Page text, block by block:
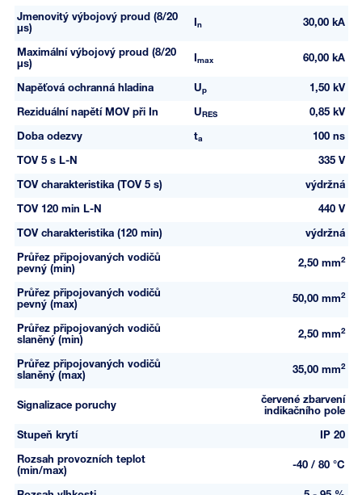
Jmenovitý výbojový proud (8/20
µs)
n 30,00 kA
Maximální výbojový proud (8/20
µs)
max 60,00 kA
Napěťová ochranná hladina Up 1,50 kV
Reziduální napětí MOV při In U RES 0,85 kV
Doba odezvy ta 100 ns
TOV 5 s L-N 335 V
TOV charakteristika (TOV 5 s) výdržná
TOV 120 min L-N 440 V
TOV charakteristika (120 min) výdržná
Průřez připojovaných vodičů
pevný (min)
2,50 mm2
Průřez připojovaných vodičů
pevný (max)
50,00 mm2
Průřez připojovaných vodičů
slaněný (min)
2,50 mm2
Průřez připojovaných vodičů
slaněný (max)
35,00 mm2
Signalizace poruchy
červené zbarvení
indikačního pole
Stupeň krytí IP 20
Rozsah provozních teplot
(min/max)
-40 / 80 °C